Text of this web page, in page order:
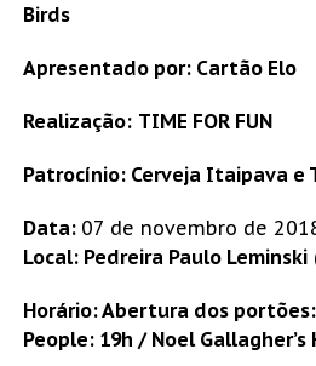
Birds
Apresentado por: Cartão Elo
Realização: TIME FOR FUN
Patrocínio: Cerveja Itaipava e
Data: 07 de novembro de
Local: Pedreira Paulo Leminski
Horário: Abertura dos
People: 19h / Noel Gallagher’s